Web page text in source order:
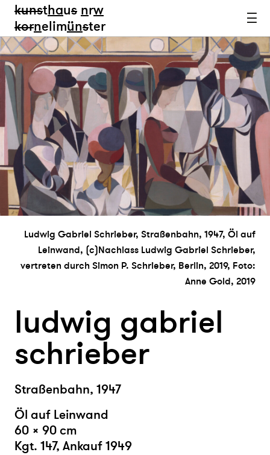
kunsthaus nrw
kornelimünster
Ludwig Gabriel Schrieber, Straßenbahn, 1947, Öl auf
Leinwand, (c)Nachlass Ludwig Gabriel Schrieber,
vertreten durch Simon P. Schrieber, Berlin, 2019, Foto:
Anne Gold, 2019
ludwig gabriel
schrieber
Straßenbahn, 1947
Öl auf Leinwand
60 × 90 cm
Kgt. 147, Ankauf 1949